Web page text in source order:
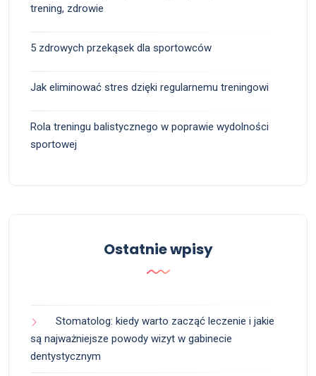
trening, zdrowie
5 zdrowych przekąsek dla sportowców
Jak eliminować stres dzięki regularnemu treningowi
Rola treningu balistycznego w poprawie wydolności
sportowej
Ostatnie wpisy
Stomatolog: kiedy warto zacząć leczenie i jakie
są najważniejsze powody wizyt w gabinecie
dentystycznym